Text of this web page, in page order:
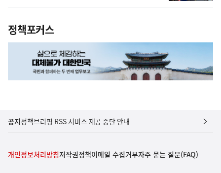
정책포커스
공지정책브리핑 RSS 서비스 제공 중단 안내
개인정보처리방침저작권정책이메일 수집거부자주 묻는 질문(FAQ)